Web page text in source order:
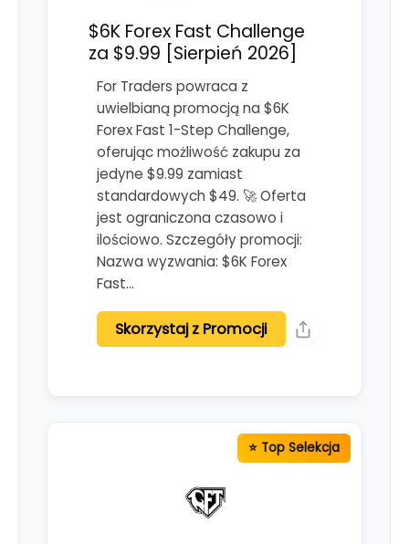
$6K Forex Fast Challenge
za $9.99 [Sierpień 2026]
For Traders powraca z
uwielbianą promocją na $6K
Forex Fast 1-Step Challenge,
oferując możliwość zakupu za
jedyne $9.99 zamiast
standardowych $49. 🚀 Oferta
jest ograniczona czasowo i
ilościowo. Szczegóły promocji:
Nazwa wyzwania: $6K Forex
Fast…
Skorzystaj z Promocji